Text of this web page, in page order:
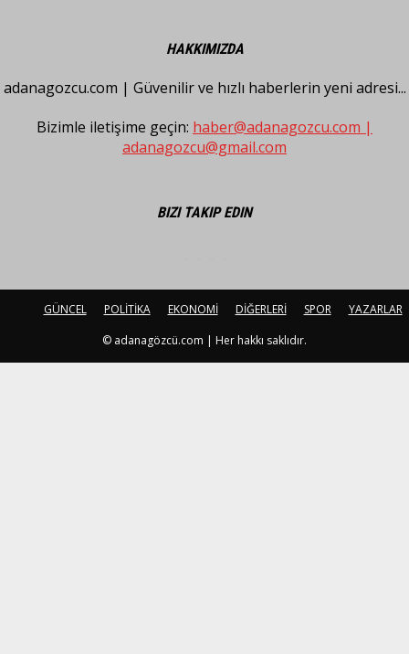
HAKKIMIZDA
adanagozcu.com | Güvenilir ve hızlı haberlerin yeni adresi...
Bizimle iletişime geçin: haber@adanagozcu.com |
adanagozcu@gmail.com
BIZI TAKIP EDIN
GÜNCEL POLİTİKA EKONOMİ DİĞERLERİ SPOR
YAZARLAR
© adanagözcü.com | Her hakkı saklıdır.